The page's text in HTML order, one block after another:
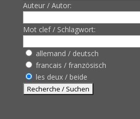
Auteur / Autor:
Mot clef / Schlagwort:
allemand / deutsch
francais / französisch
les deux / beide